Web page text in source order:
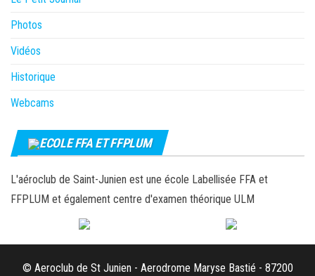
Photos
Vidéos
Historique
Webcams
ECOLE FFA ET FFPLUM
L'aéroclub de Saint-Junien est une école Labellisée FFA et
FFPLUM et également centre d'examen théorique ULM
© Aeroclub de St Junien - Aerodrome Maryse Bastié - 87200